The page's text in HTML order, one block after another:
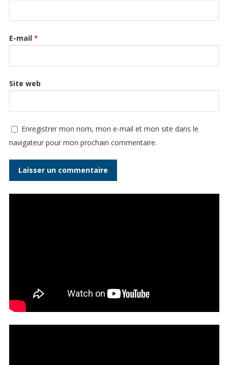
E-mail *
Site web
Enregistrer mon nom, mon e-mail et mon site dans le
navigateur pour mon prochain commentaire.